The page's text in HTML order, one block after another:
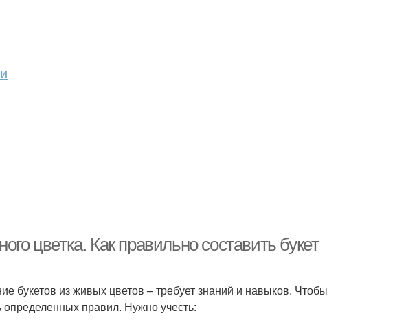
цветка. Как правильно составить букет
букетов из живых цветов – требует знаний и навыков. Чтобы
правил. Нужно учесть: